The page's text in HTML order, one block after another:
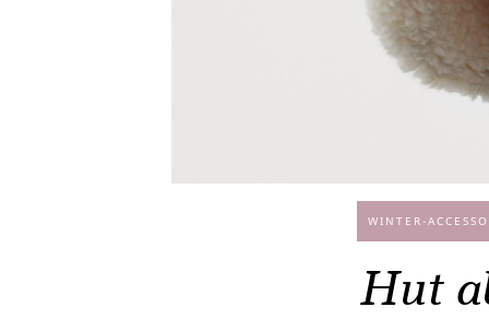
WINTER-
Hut